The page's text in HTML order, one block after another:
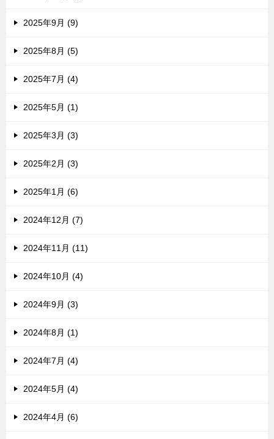
2025年9月 (9)
2025年8月 (5)
2025年7月 (4)
2025年5月 (1)
2025年3月 (3)
2025年2月 (3)
2025年1月 (6)
2024年12月 (7)
2024年11月 (11)
2024年10月 (4)
2024年9月 (3)
2024年8月 (1)
2024年7月 (4)
2024年5月 (4)
2024年4月 (6)